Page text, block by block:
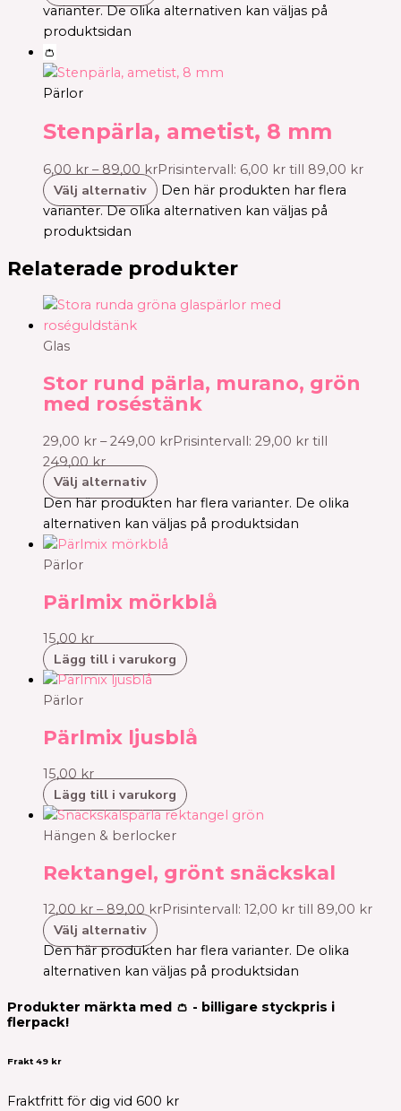
varianter. De olika alternativen kan väljas på
produktsidan
👛
Pärlor
Stenpärla, ametist, 8 mm
6,00 kr – 89,00 krPrisintervall: 6,00 kr till 89,00 kr
Välj alternativ
Den här produkten har flera
varianter. De olika alternativen kan väljas på
produktsidan
Relaterade produkter
Glas
Stor rund pärla, murano, grön
med roséstänk
29,00 kr – 249,00 krPrisintervall: 29,00 kr till
249,00 kr
Välj alternativ
Den här produkten har flera varianter. De olika
alternativen kan väljas på produktsidan
Pärlor
Pärlmix mörkblå
15,00 kr
Lägg till i varukorg
Pärlor
Pärlmix ljusblå
15,00 kr
Lägg till i varukorg
Hängen & berlocker
Rektangel, grönt snäckskal
12,00 kr – 89,00 krPrisintervall: 12,00 kr till 89,00 kr
Välj alternativ
Den här produkten har flera varianter. De olika
alternativen kan väljas på produktsidan
Produkter märkta med 👛 - billigare styckpris i
flerpack!
Frakt 49 kr
Fraktfritt för dig vid 600 kr